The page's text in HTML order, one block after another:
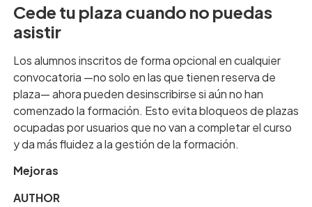
Cede tu plaza cuando no puedas
asistir
Los alumnos inscritos de forma opcional en cualquier
convocatoria —no solo en las que tienen reserva de
plaza— ahora pueden desinscribirse si aún no han
comenzado la formación. Esto evita bloqueos de plazas
ocupadas por usuarios que no van a completar el curso
y da más fluidez a la gestión de la formación.
Mejoras
AUTHOR